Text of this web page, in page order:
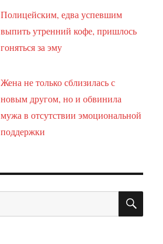
Полицейским, едва успевшим
выпить утренний кофе, пришлось
гоняться за эму
Жена не только сблизилась с
новым другом, но и обвинила
мужа в отсутствии эмоциональной
поддержки